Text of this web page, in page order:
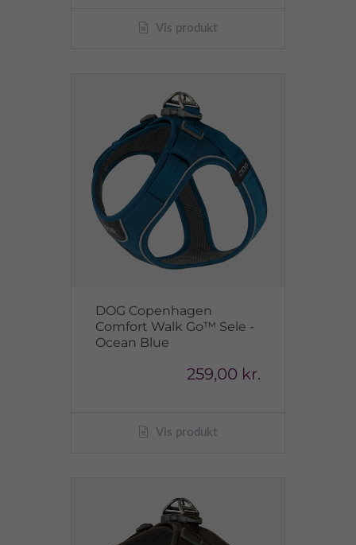
Vis produkt
DOG Copenhagen
Comfort Walk Go™ Sele -
Ocean Blue
259,00 kr.
Vis produkt